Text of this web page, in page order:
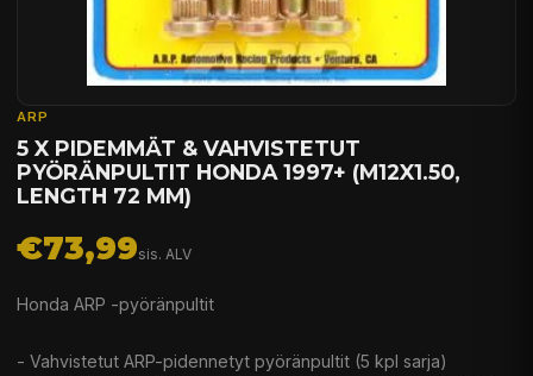
ARP
5 X PIDEMMÄT & VAHVISTETUT
PYÖRÄNPULTIT HONDA 1997+ (M12X1.50,
LENGTH 72 MM)
€73,99sis. ALV
Honda ARP -pyöränpultit
- Vahvistetut ARP-pidennetyt pyöränpultit (5 kpl sarja)